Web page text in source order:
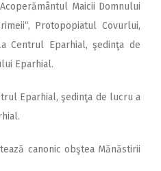
Maicii Domnului
Protopopiatul Covurlui,
Centrul Eparhial, şedinţa de
Eparhial.
Eparhial, şedinţa de lucru a
canonic obştea Mănăstirii